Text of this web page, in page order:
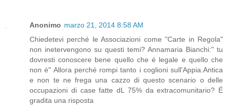
Anonimo marzo 21, 2014 8:58 AM
Chiedetevi perché le Associazioni come "Carte in Regola"
non inetervengono su questi temi? Annamaria Bianchi:" tu
dovresti conoscere bene quello che é legale e quello che
non é" Allora perché rompi tanto i coglioni sull'Appia.Antica
e non te ne frega una cazzo di questo scenario o delle
occupazioni di case fatte dL 75% da extracomunitario? É
gradita una risposta